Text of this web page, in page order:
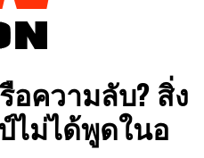
อความลับ? สิ่ง
ม่ได้พูดในอ